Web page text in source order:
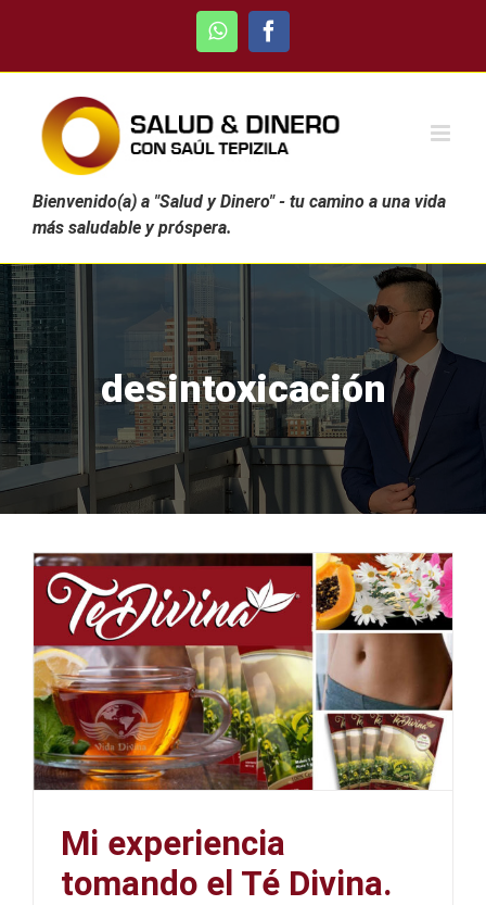
WhatsAppFacebook
Bienvenido(a) a "Salud y Dinero" - tu camino a una vida
más saludable y próspera.
desintoxicación
Mi experiencia
tomando el Té Divina.